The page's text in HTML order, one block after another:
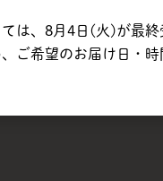
は、8月4日(火)が最終
ご希望のお届け日・